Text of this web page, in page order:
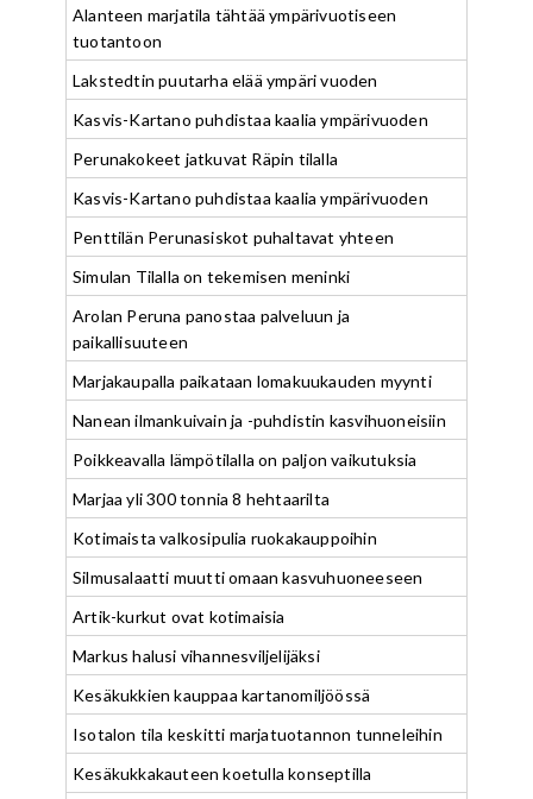
Alanteen marjatila tähtää ympärivuotiseen
tuotantoon
Lakstedtin puutarha elää ympäri vuoden
Kasvis-Kartano puhdistaa kaalia ympärivuoden
Perunakokeet jatkuvat Räpin tilalla
Kasvis-Kartano puhdistaa kaalia ympärivuoden
Penttilän Perunasiskot puhaltavat yhteen
Simulan Tilalla on tekemisen meninki
Arolan Peruna panostaa palveluun ja
paikallisuuteen
Marjakaupalla paikataan lomakuukauden myynti
Nanean ilmankuivain ja -puhdistin kasvihuoneisiin
Poikkeavalla lämpötilalla on paljon vaikutuksia
Marjaa yli 300 tonnia 8 hehtaarilta
Kotimaista valkosipulia ruokakauppoihin
Silmusalaatti muutti omaan kasvuhuoneeseen
Artik-kurkut ovat kotimaisia
Markus halusi vihannesviljelijäksi
Kesäkukkien kauppaa kartanomiljöössä
Isotalon tila keskitti marjatuotannon tunneleihin
Kesäkukkakauteen koetulla konseptilla